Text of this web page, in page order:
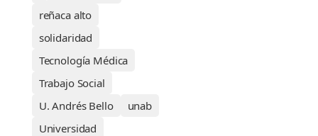
reñaca alto
solidaridad
Tecnología Médica
Trabajo Social
U. Andrés Bello
unab
Universidad